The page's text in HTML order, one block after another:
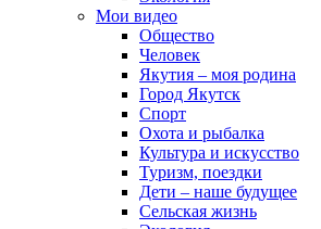
Мои видео
Общество
Человек
Якутия – моя родина
Город Якутск
Спорт
Охота и рыбалка
Культура и искусство
Туризм, поездки
Дети – наше будущее
Сельская жизнь